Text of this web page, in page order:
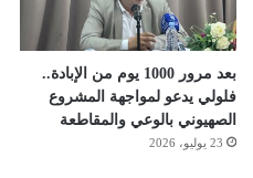
بعد مرور 1000 يوم من الإبادة..
فلولي يدعو لمواجهة المشروع
الصهيوني بالوعي والمقاطعة
23 يوليو، 2026